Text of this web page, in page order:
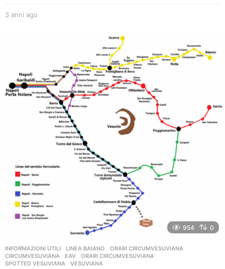
3 anni ago
o
954 0
INFORMAZIONI UTILI ,LINEA BAIANO ,ORARI CIRCUMVESUVIANA
CIRCUMVESUVIANA
,EAV ,ORARI CIRCUMVESUVIANA
SPOTTED VESUVIANA
,VESUVIANA